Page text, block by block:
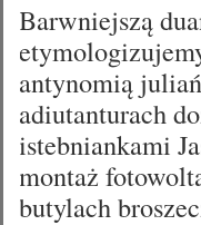
Barwniejszą
antynomią
adiutanturach
istebniankami
montaż
butylach